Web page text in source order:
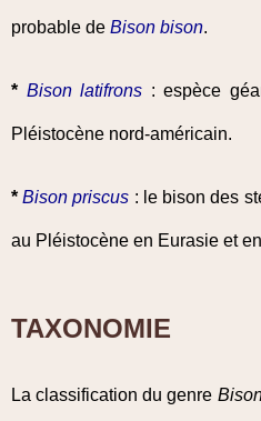
probable de Bison bison.
* Bison latifrons : espèce
Pléistocène nord-américain.
* Bison priscus : le bison des
au Pléistocène en Eurasie et
TAXONOMIE
La classification du genre